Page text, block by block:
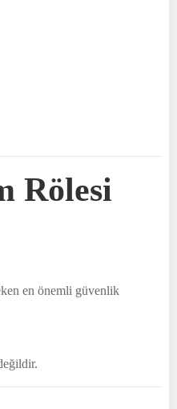
Rölesi
en önemli güvenlik